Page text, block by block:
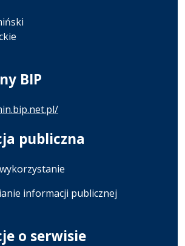
BIP
publiczna
informacji publicznej
o serwisie